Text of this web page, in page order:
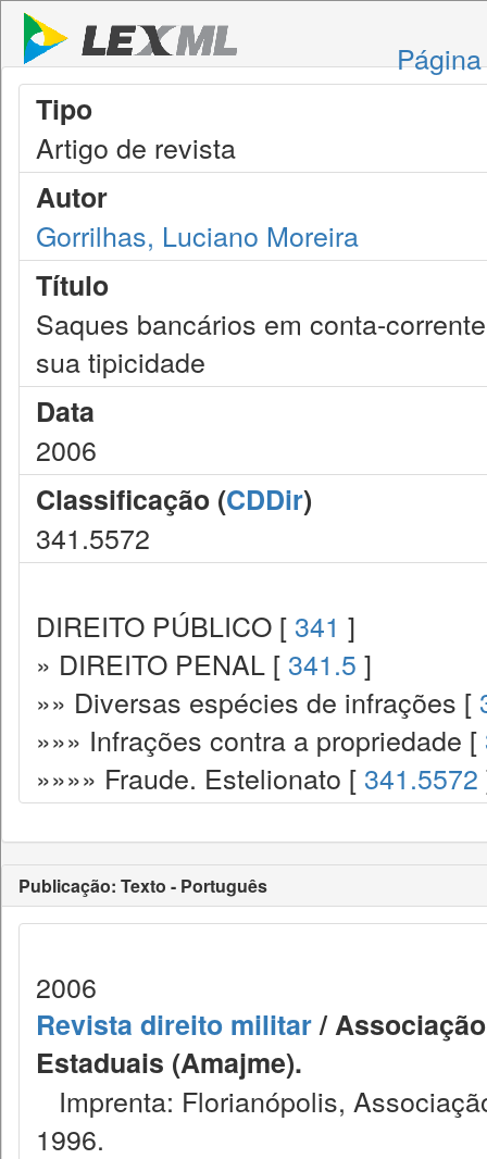
Tipo
Artigo de revista
Autor
Gorrilhas, Luciano Moreira
Título
Saques bancários em conta-
sua tipicidade
Data
2006
Classificação (CDDir)
341.5572
DIREITO PÚBLICO [ 341 ]
» DIREITO PENAL [ 341.5 ]
»» Diversas espécies de infrações [
»»» Infrações contra a propriedade [
»»»» Fraude. Estelionato [ 341.5572
Publicação: Texto - Português
2006
Revista direito militar/
Estaduais (Amajme).
Imprenta: Florianópolis,
1996.